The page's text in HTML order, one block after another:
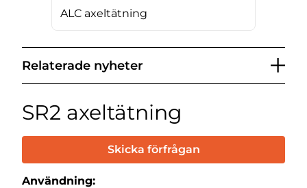
ALC axeltätning
Relaterade nyheter
SR2 axeltätning
Skicka förfrågan
Användning: